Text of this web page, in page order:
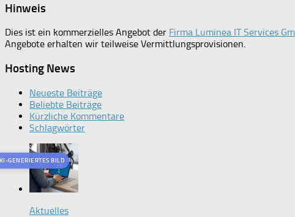
Hinweis
Dies ist ein kommerzielles Angebot der Firma Luminea IT Services
Angebote erhalten wir teilweise Vermittlungsprovisionen.
Hosting News
Neueste Beiträge
Beliebte Beiträge
Kürzliche Kommentare
Schlagwörter
GENERIERTES BILD
Aktuelles